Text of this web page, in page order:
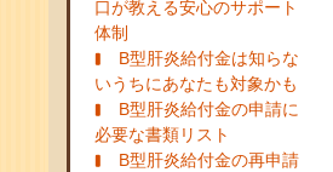
口が教える安心のサポート
体制
B型肝炎給付金は知らな
いうちにあなたも対象かも
B型肝炎給付金の申請に
必要な書類リスト
B型肝炎給付金の再申請